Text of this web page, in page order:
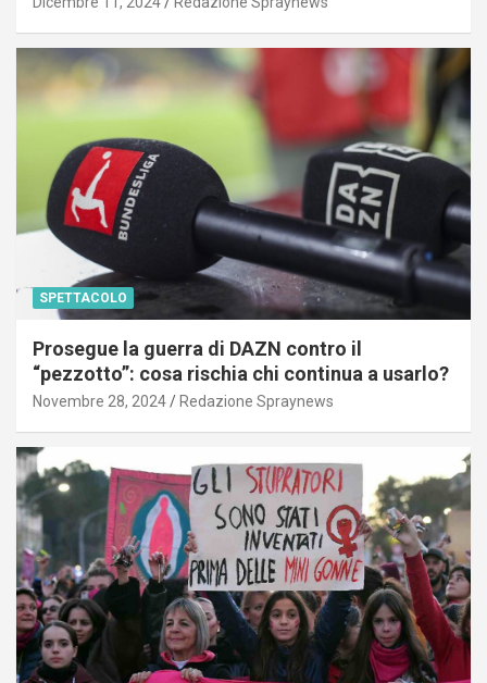
SPETTACOLO
Prosegue la guerra di DAZN contro il
“pezzotto”: cosa rischia chi continua a usarlo?
Novembre 28, 2024 Redazione Spraynews